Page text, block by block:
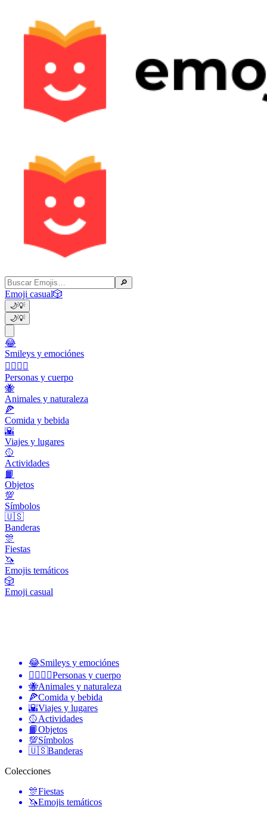
🔎
Emoji casual🎲
🌙💡
🌙💡
😂
Smileys y emociónes
👩‍❤️‍💋‍👨
Personas y cuerpo
🐝
Animales y naturaleza
🍕
Comida y bebida
🌇
Viajes y lugares
🥎
Actividades
📙
Objetos
💯
Símbolos
🇺🇸
Banderas
🎊
Fiestas
🦄
Emojis temáticos
🎲
Emoji casual
😂Smileys y emociónes
👩‍❤️‍💋‍👨Personas y cuerpo
🐝Animales y naturaleza
🍕Comida y bebida
🌇Viajes y lugares
🥎Actividades
📙Objetos
💯Símbolos
🇺🇸Banderas
Colecciones
🎊Fiestas
🦄Emojis temáticos